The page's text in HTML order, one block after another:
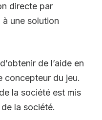
directe par
une solution
de l’aide en
concepteur du jeu.
la société est mis
la société.